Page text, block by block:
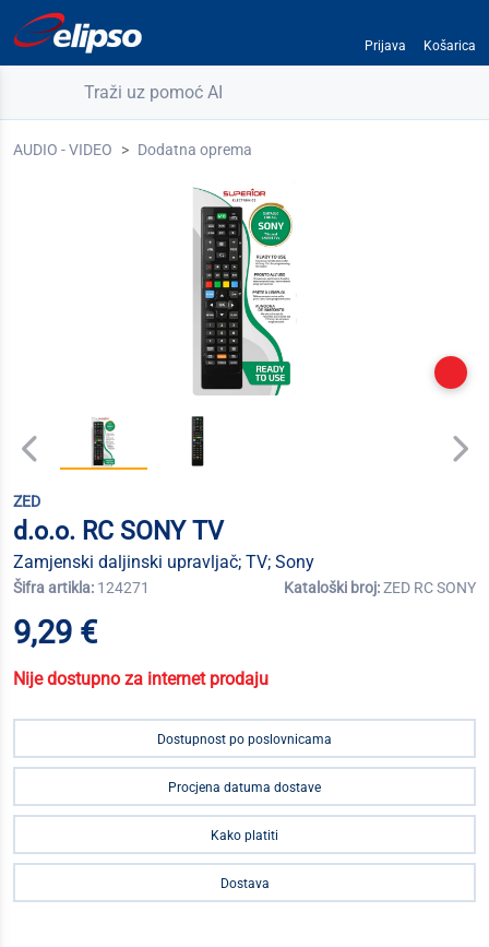
Prijava Košarica
Traži uz pomoć AI
AUDIO - VIDEO Dodatna oprema
ZED
d.o.o. RC SONY TV
Zamjenski daljinski upravljač; TV; Sony
Šifra artikla: 124271 Kataloški broj:ZED RC SONY
9,29 €
Nije dostupno za internet prodaju
Dostupnost po poslovnicama
Procjena datuma dostave
Kako platiti
Dostava